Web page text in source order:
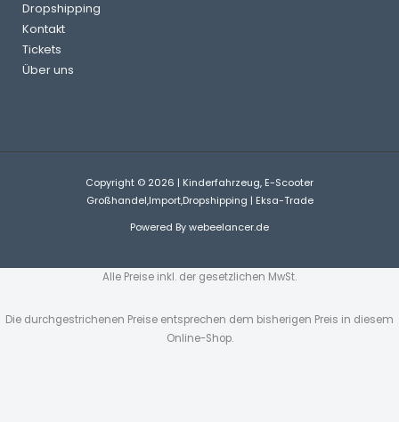
Dropshipping
Kontakt
Tickets
Über uns
Copyright © 2026 | Kinderfahrzeug, E-Scooter
Großhandel,Import,Dropshipping | Eksa-Trade
Powered By webeelancer.de
Alle Preise inkl. der gesetzlichen MwSt.
Die durchgestrichenen Preise entsprechen dem bisherigen Preis in diesem
Online-Shop.